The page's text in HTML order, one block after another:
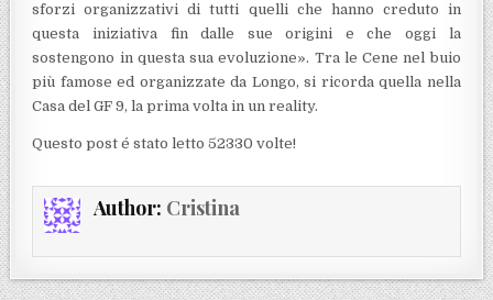
sforzi organizzativi di tutti quelli che hanno creduto in
questa iniziativa fin dalle sue origini e che oggi la
sostengono in questa sua evoluzione». Tra le Cene nel buio
più famose ed organizzate da Longo, si ricorda quella nella
Casa del GF 9, la prima volta in un reality.
Questo post é stato letto 52330 volte!
Author: Cristina